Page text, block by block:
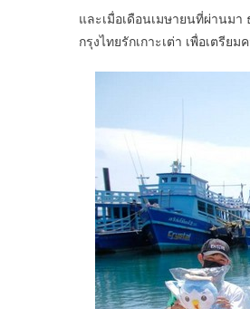
และเมื่อเดือนเมษายนที่ผ่านมา
กรุงไทยรักเกาะเต่า เพื่อเตรี